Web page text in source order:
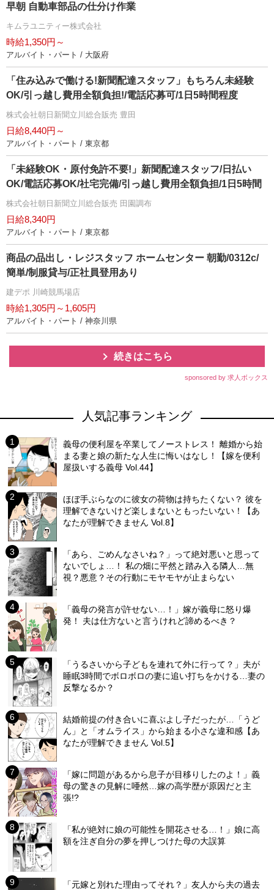
早朝 自動車部品の仕分け作業
キムラユニティー株式会社
時給1,350円～
アルバイト・パート / 大阪府
「住み込みで働ける!新聞配達スタッフ」もちろん未経験
OK/引っ越し費用全額負担!/電話応募可/1日5時間程度
株式会社朝日新聞立川総合販売 豊田
日給8,440円～
アルバイト・パート / 東京都
「未経験OK・原付免許不要!」新聞配達スタッフ/日払い
OK/電話応募OK/社宅完備/引っ越し費用全額負担/1日5時間
株式会社朝日新聞立川総合販売 田園調布
日給8,340円
アルバイト・パート / 東京都
商品の品出し・レジスタッフ ホームセンター 朝勤/0312c/
簡単/制服貸与/正社員登用あり
建デポ 川崎競馬場店
時給1,305円～1,605円
アルバイト・パート / 神奈川県
続きはこちら
sponsored by 求人ボックス
人気記事ランキング
義母の便利屋を卒業してノーストレス！ 離婚から始
まる妻と娘の新たな人生に悔いはなし！【嫁を便利
屋扱いする義母 Vol.44】
ほぼ手ぶらなのに彼女の荷物は持ちたくない？ 彼を
理解できないけど楽しまないともったいない！【あ
なたが理解できません Vol.8】
「あら、ごめんなさいね？」って絶対悪いと思って
ないでしょ…！ 私の畑に平然と踏み入る隣人…無
視？悪意？その行動にモヤモヤが止まらない
「義母の発言が許せない…！」嫁が義母に怒り爆
発！ 夫は仕方ないと言うけれど諦めるべき？
「うるさいから子どもを連れて外に行って？」夫が
睡眠3時間でボロボロの妻に追い打ちをかける…妻の
反撃なるか？
結婚前提の付き合いに喜ぶよし子だったが…「うど
ん」と「オムライス」から始まる小さな違和感【あ
なたが理解できません Vol.5】
「嫁に問題があるから息子が目移りしたのよ！」義
母の驚きの見解に唖然…嫁の高学歴が原因だと主
張!?
「私が絶対に娘の可能性を開花させる…！」娘に高
額を注ぎ自分の夢を押しつけた母の大誤算
「元嫁と別れた理由ってそれ？」友人から夫の過去